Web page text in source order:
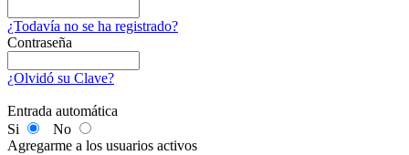
¿Todavía no se ha registrado?
Contraseña
¿Olvidó su Clave?
Entrada automática
Si
No
Agregarme a los usuarios activos